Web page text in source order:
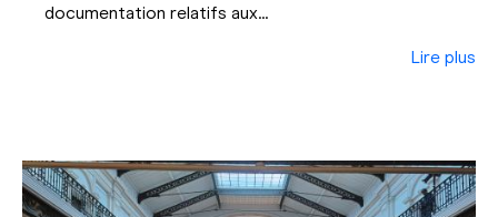
documentation relatifs aux...
Lire plus